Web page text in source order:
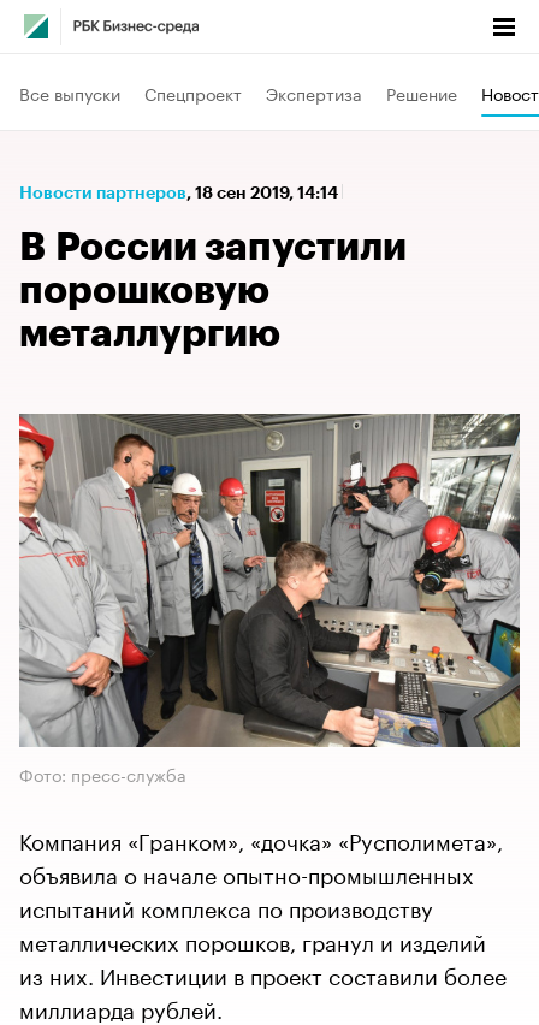
Все выпуски Спецпроект Экспертиза Решение
Новости партнеров⁠, 18 сен 2019, 14:14
В России запустили
порошковую
металлургию
Фото: пресс-служба
Компания «Гранком», «дочка» «Русполимета»,
объявила о начале опытно-промышленных
испытаний комплекса по производству
металлических порошков, гранул и изделий
из них. Инвестиции в проект составили более
миллиарда рублей.